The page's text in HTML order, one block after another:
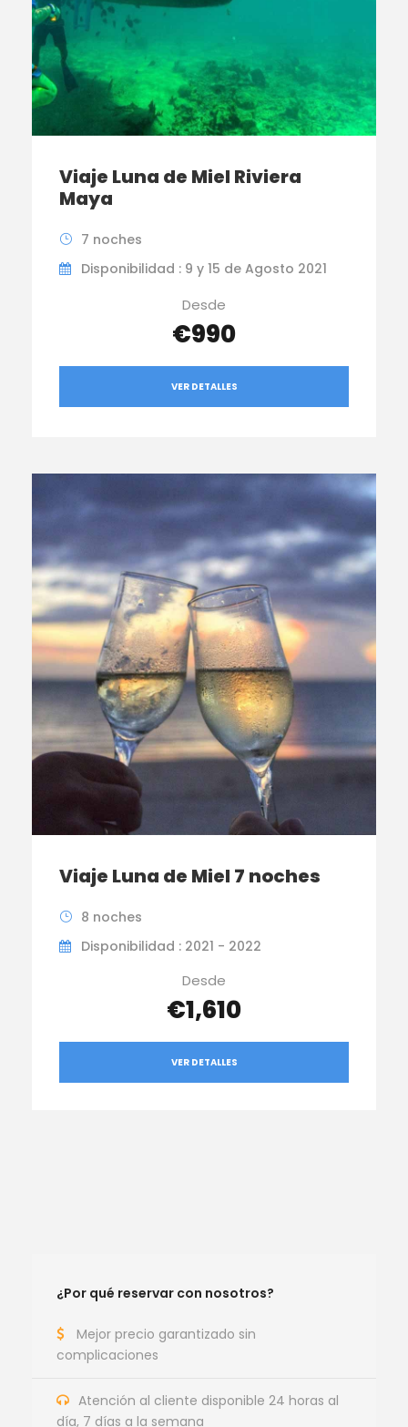
Viaje Luna de Miel Riviera
Maya
7 noches
Disponibilidad : 9 y 15 de Agosto 2021
Desde
€990
VER DETALLES
Viaje Luna de Miel 7 noches
8 noches
Disponibilidad : 2021 - 2022
Desde
€1,610
VER DETALLES
¿Por qué reservar con nosotros?
Mejor precio garantizado sin
complicaciones
Atención al cliente disponible 24 horas al
día, 7 días a la semana